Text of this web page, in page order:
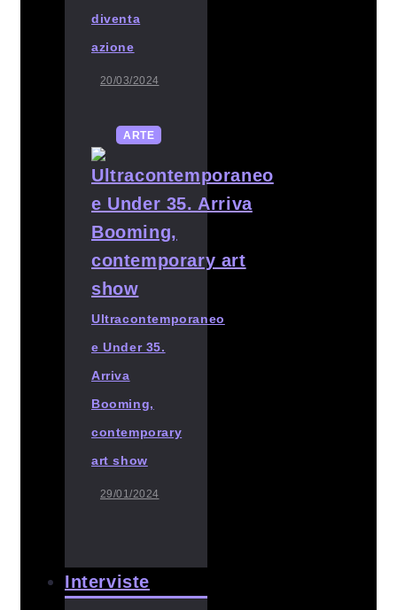
diventa
azione
20/03/2024
ARTE
Ultracontemporaneo
e Under 35.
Arriva
Booming,
contemporary
art show
29/01/2024
Interviste